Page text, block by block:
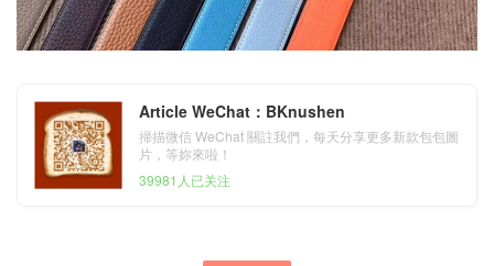
Article WeChat：BKnushen
掃描微信 WeChat 關註我們，每天分享更多新款包包圖
片，等妳來啦！
39981人已关注